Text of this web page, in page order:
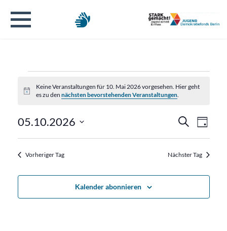
Veranstaltungen
10.
Mai
2026
Hinweis
Keine Veranstaltungen für 10. Mai 2026 vorgesehen. Hier geht
es zu den nächsten bevorstehenden Veranstaltungen.
Suche
und
Suche
Tag
05.10.2026
Datum
Vorheriger Tag Nächster Tag
Kalender abonnieren